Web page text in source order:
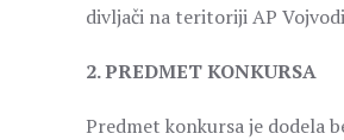
divljači na teritoriji AP
2. PREDMET KONKURSA
Predmet konkursa je dodela